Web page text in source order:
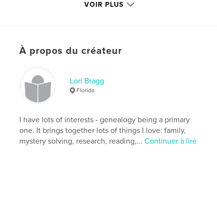
family , history
VOIR PLUS
À propos du créateur
Lori Bragg
Florida
I have lots of interests - genealogy being a primary
one. It brings together lots of things I love: family,
mystery solving, research, reading,...Continuer à lire